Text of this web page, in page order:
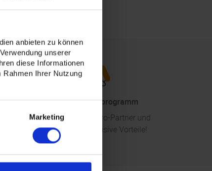
anbieten zu können
unserer
diese Informationen
Rahmen Ihrer Nutzung
Marketing
Partnerschaftsprogramm
Werden Sie mandaro-Partner und
genießen Sie exklusive Vorteile!